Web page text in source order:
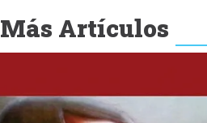
Más Artículos